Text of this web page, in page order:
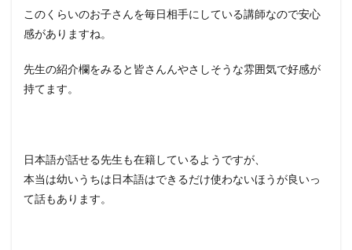
このくらいのお子さんを毎日相手にしている講師なので安心
感がありますね。
先生の紹介欄をみると皆さんんやさしそうな雰囲気で好感が
持てます。
日本語が話せる先生も在籍しているようですが、
本当は幼いうちは日本語はできるだけ使わないほうが良いっ
て話もあります。